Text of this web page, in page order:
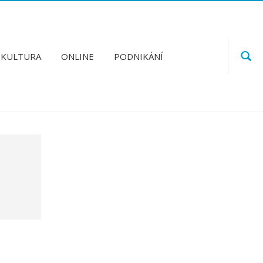
KULTURA ONLINE PODNIKÁNÍ